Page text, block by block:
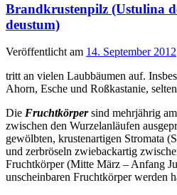
Brandkrustenpilz (Ustulina
deustum)
Veröffentlicht am 14. September 2012
tritt an vielen Laubbäumen auf.
Ahorn, Esche und Roßkastanie,
Die Fruchtkörpersind mehrjährig
zwischen den Wurzelanläufen
gewölbten, krustenartigen Stromata
und zerbröseln zwiebackartig
Fruchtkörper (Mitte März – Anfang
unscheinbaren Fruchtkörper werden